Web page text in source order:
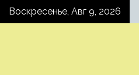
SkipВоскресенье, Авг 9, 2026